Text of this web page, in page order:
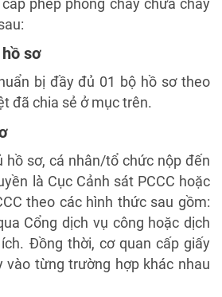
sơ
bị đầy đủ 01 bộ hồ sơ theo
đã chia sẻ ở mục trên.
hồ sơ, cá nhân/tổ chức nộp đến
là Cục Cảnh sát PCCC hoặc
theo các hình thức sau gồm:
Cổng dịch vụ công hoặc dịch
Đồng thời, cơ quan cấp giấy
vào từng trường hợp khác nhau